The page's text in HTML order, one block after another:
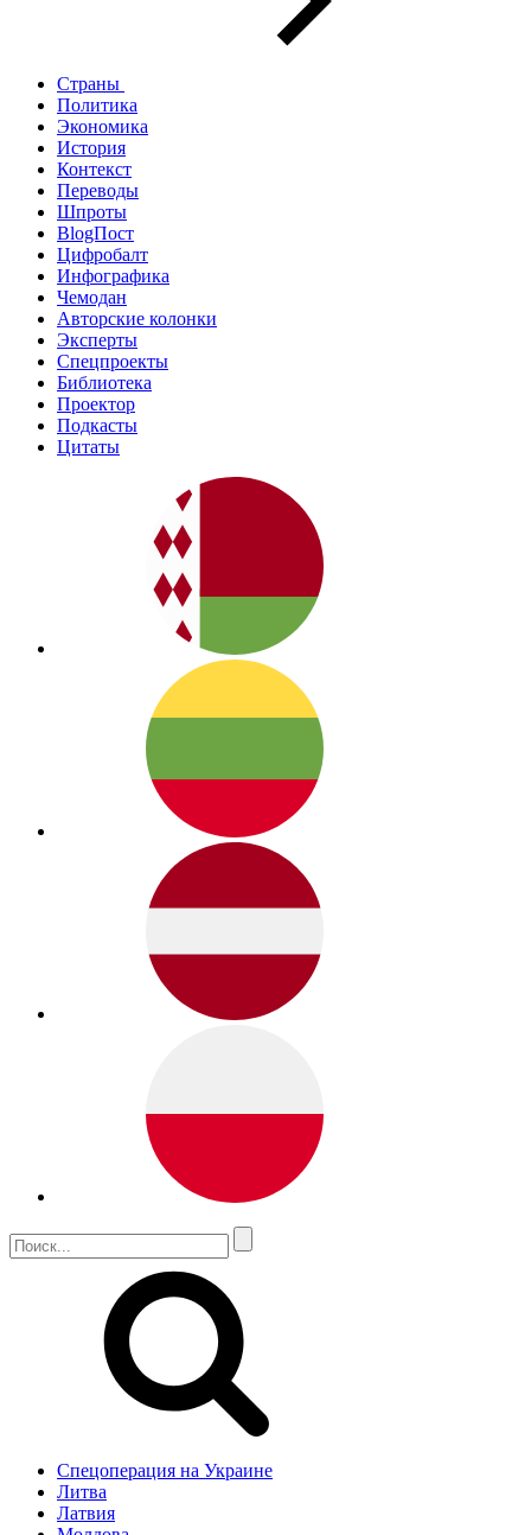
Страны
Политика
Экономика
История
Контекст
Переводы
Шпроты
BlogПост
Цифробалт
Инфографика
Чемодан
Авторские колонки
Эксперты
Спецпроекты
Библиотека
Проектор
Подкасты
Цитаты
Спецоперация на Украине
Литва
Латвия